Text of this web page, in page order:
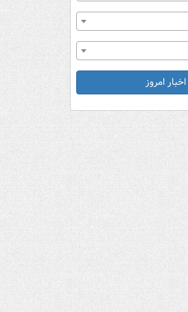
اخبار امروز